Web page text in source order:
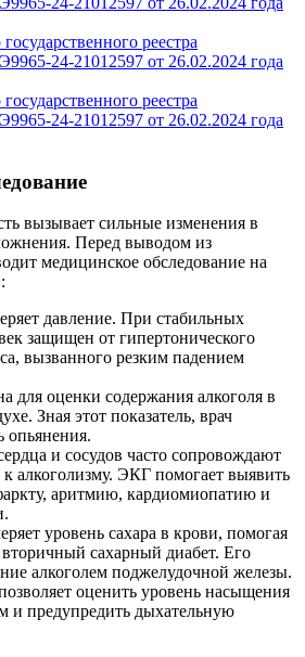
вызывает сильные изменения в
Перед выводом из
медицинское обследование на
давление. При стабильных
защищен от гипертонического
вызванного резким падением
для оценки содержания алкоголя в
Зная этот показатель, врач
опьянения.
и сосудов часто сопровождают
алкоголизму. ЭКГ помогает выявить
аритмию, кардиомиопатию и
уровень сахара в крови, помогая
сахарный диабет. Его
алкоголем поджелудочной железы.
оценить уровень насыщения
и предупредить дыхательную